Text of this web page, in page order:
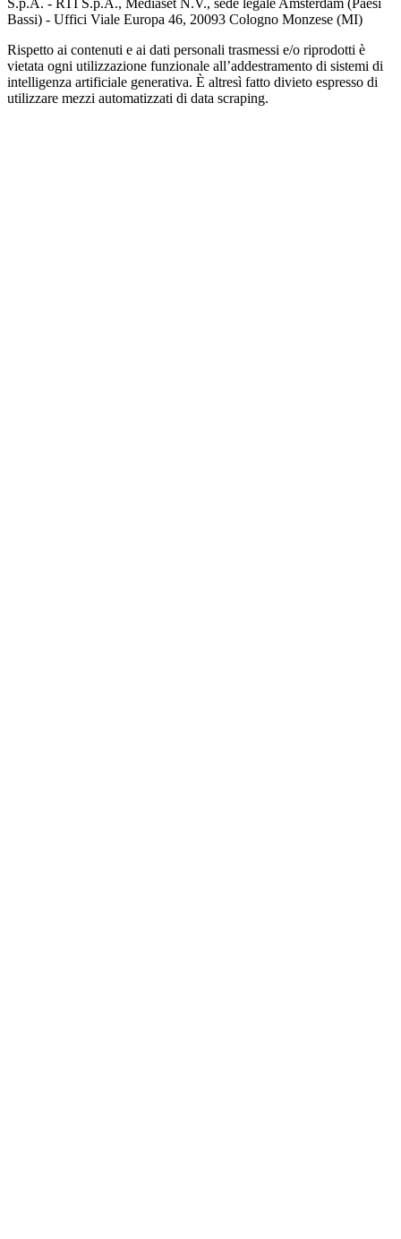
S.p.A. - RTI S.p.A., Mediaset N.V., sede legale Amsterdam (Paesi
Bassi) - Uffici Viale Europa 46, 20093 Cologno Monzese (MI)
Rispetto ai contenuti e ai dati personali trasmessi e/o riprodotti è
vietata ogni utilizzazione funzionale all’addestramento di sistemi di
intelligenza artificiale generativa. È altresì fatto divieto espresso di
utilizzare mezzi automatizzati di data scraping.